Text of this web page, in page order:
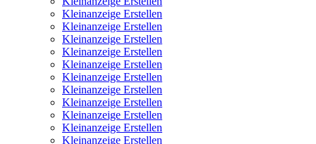
Kleinanzeige Erstellen
Kleinanzeige Erstellen
Kleinanzeige Erstellen
Kleinanzeige Erstellen
Kleinanzeige Erstellen
Kleinanzeige Erstellen
Kleinanzeige Erstellen
Kleinanzeige Erstellen
Kleinanzeige Erstellen
Kleinanzeige Erstellen
Kleinanzeige Erstellen